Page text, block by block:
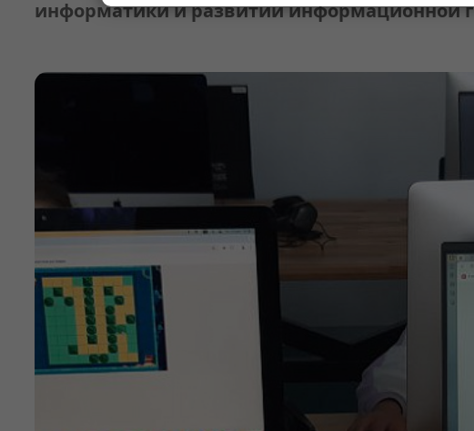
информатики и развитии информационной